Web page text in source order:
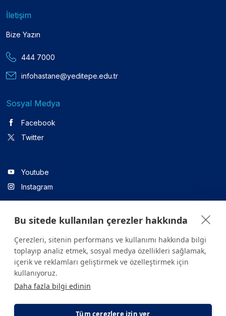
İletişim
Bize Yazın
444 7000
infohastane@yeditepe.edu.tr
Sosyal Medya
Facebook
Twitter
Youtube
Instagram
Linkedin
Sitede yer alan tüm içerikler yalnızca bilgilendirme amaçlıdır.
Sağlığınızla ilgili sorularınız için mutlaka doktoruza ya da bir sağlık
kuruluşuna başvurunuz.
Bu sitede kullanılan çerezler hakkında
Çerezleri, sitenin performans ve kullanımı hakkında bilgi
toplayıp analiz etmek, sosyal medya özellikleri sağlamak,
içerik ve reklamları geliştirmek ve özelleştirmek için
kullanıyoruz.
Daha fazla bilgi edinin
Tüm çerezlere izin ver